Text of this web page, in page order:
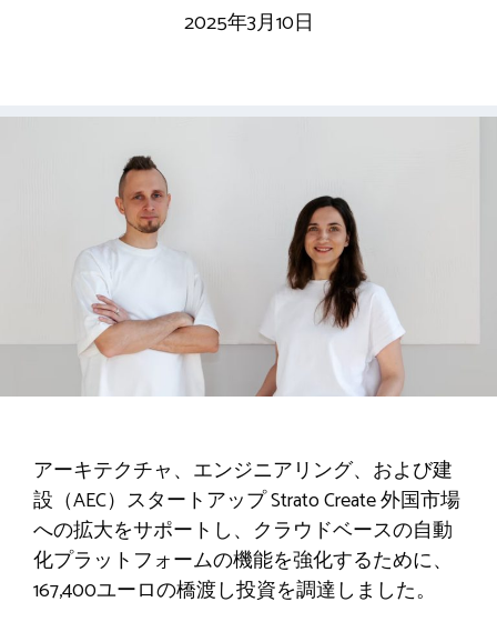
2025年3月10日
アーキテクチャ、エンジニアリング、および建
設（AEC）スタートアップStrato Create外国市場
への拡大をサポートし、クラウドベースの自動
化プラットフォームの機能を強化するために、
167,400ユーロの橋渡し投資を調達しました。